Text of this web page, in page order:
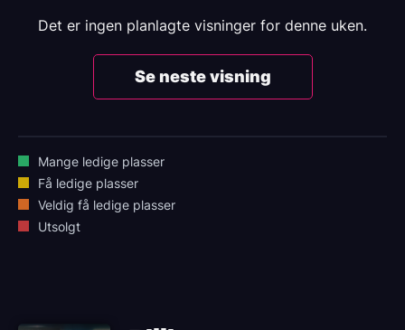
Det er ingen planlagte visninger for denne uken.
Se neste visning
Mange ledige plasser
Få ledige plasser
Veldig få ledige plasser
Utsolgt